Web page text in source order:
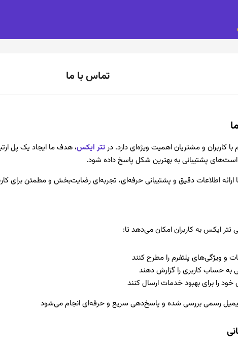
تماس با ما
با کاربران و مشتریان اهمیت ویژه‌ای دارد. درتتر ایکس، هدف ما ایجاد یک پل
پشتیبانی به بهترین شکل پاسخ داده شود.
ارائه اطلاعات دقیق و پشتیبانی حرفه‌ای، تجربه‌ای رضایت‌بخش و مطمئن برای
تتر ایکس به کاربران امکان می‌دهد تا:
و ویژگی‌های پلتفرم را مطرح کنند
حساب کاربری را گزارش دهند
خود را برای بهبود خدمات ارسال کنند
رسمی بررسی شده و پاسخ‌دهی سریع و حرفه‌ای انجام می‌شود